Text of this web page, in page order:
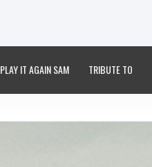
PLAY IT AGAIN SAM TRIBUTE TO